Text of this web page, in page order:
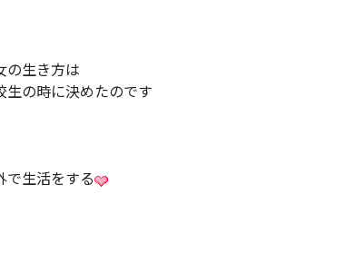
の生き方は
生の時に決めたのです
で生活をする